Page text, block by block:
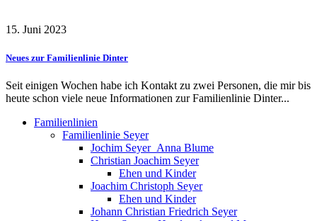
15. Juni 2023
Neues zur Familienlinie Dinter
Seit einigen Wochen habe ich Kontakt zu zwei Personen, die mir bis
heute schon viele neue Informationen zur Familienlinie Dinter...
Familienlinien
Familienlinie Seyer
Jochim Seyer_Anna Blume
Christian Joachim Seyer
Ehen und Kinder
Joachim Christoph Seyer
Ehen und Kinder
Johann Christian Friedrich Seyer